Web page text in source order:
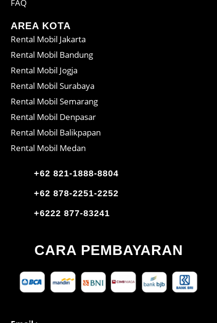
FAQ
AREA KOTA
Rental Mobil Jakarta
Rental Mobil Bandung
Rental Mobil Jogja
Rental Mobil Surabaya
Rental Mobil Semarang
Rental Mobil Denpasar
Rental Mobil Balikpapan
Rental Mobil Medan
+62 821-1888-8804
+62 878-2251-2252
+6222 877-83241
CARA PEMBAYARAN